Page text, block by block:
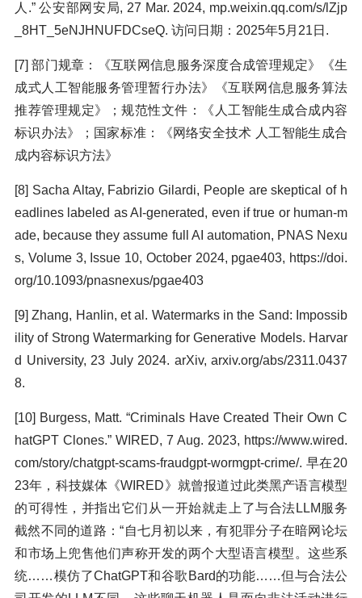
人.” 公安部网安局, 27 Mar. 2024, mp.weixin.qq.com/s/lZjp
_8HT_5eNJHNUFDCseQ. 访问日期：2025年5月21日.
[7] 部门规章：《互联网信息服务深度合成管理规定》《生
成式人工智能服务管理暂行办法》《互联网信息服务算法
推荐管理规定》；规范性文件：《人工智能生成合成内容
标识办法》；国家标准：《网络安全技术 人工智能生成合
成内容标识方法》
[8] Sacha Altay, Fabrizio Gilardi, People are skeptical of h
eadlines labeled as AI-generated, even if true or human-m
ade, because they assume full AI automation, PNAS Nexu
s, Volume 3, Issue 10, October 2024, pgae403, https://doi.
org/10.1093/pnasnexus/pgae403
[9] Zhang, Hanlin, et al. Watermarks in the Sand: Impossib
ility of Strong Watermarking for Generative Models. Harvar
d University, 23 July 2024. arXiv, arxiv.org/abs/2311.0437
8.
[10] Burgess, Matt. “Criminals Have Created Their Own C
hatGPT Clones.” WIRED, 7 Aug. 2023, https://www.wired.
com/story/chatgpt-scams-fraudgpt-wormgpt-crime/. 早在20
23年，科技媒体《WIRED》就曾报道过此类黑产语言模型
的可得性，并指出它们从一开始就走上了与合法LLM服务
截然不同的道路：“自七月初以来，有犯罪分子在暗网论坛
和市场上兜售他们声称开发的两个大型语言模型。这些系
统……模仿了ChatGPT和谷歌Bard的功能……但与合法公